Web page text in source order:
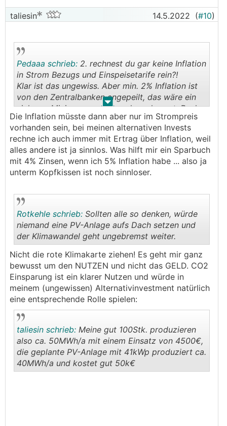
taliesin 14.5.2022 (#10)
. .
Pedaaa schrieb: 2. rechnest du gar keine Inflation
in Strom Bezugs und Einspeisetarife rein?!
Klar ist das ungewiss. Aber min. 2% Inflation ist
von den Zentralbanken angepeilt, das wäre ein
sicheres Minimum was du rechnen kannst. Real
ists dann vermutlich?! eh deutlich mehr
Die Inflation müsste dann aber nur im Strompreis
vorhanden sein, bei meinen alternativen Invests
rechne ich auch immer mit Ertrag über Inflation, weil
alles andere ist ja sinnlos. Was hilft mir ein Sparbuch
mit 4% Zinsen, wenn ich 5% Inflation habe ... also ja
unterm Kopfkissen ist noch sinnloser.
..
Rotkehle schrieb: Sollten alle so denken, würde
niemand eine PV-Anlage aufs Dach setzen und
der Klimawandel geht ungebremst weiter.
Nicht die rote Klimakarte ziehen! Es geht mir ganz
bewusst um den NUTZEN und nicht das GELD. CO2
Einsparung ist ein klarer Nutzen und würde in
meinem (ungewissen) Alternativinvestment natürlich
eine entsprechende Rolle spielen:
..
taliesin schrieb: Meine gut 100Stk. produzieren
also ca. 50MWh/a mit einem Einsatz von 4500€,
die geplante PV-Anlage mit 41kWp produziert ca.
40MWh/a und kostet gut 50k€